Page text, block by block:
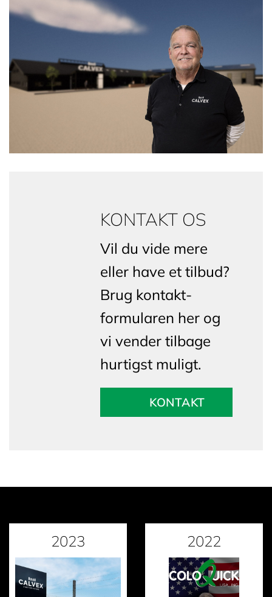
KONTAKT OS
Vil du vide mere
eller have et tilbud?
Brug kontakt-
formularen her og
vi vender tilbage
hurtigst muligt.
KONTAKT
2023 2022